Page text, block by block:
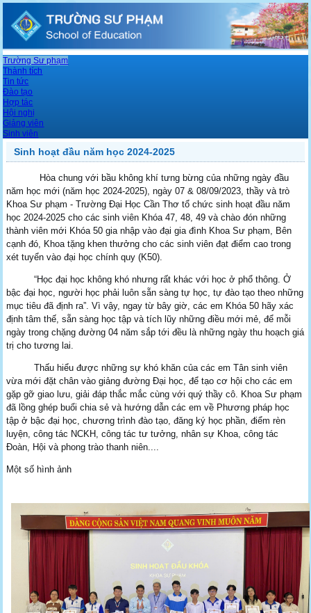
Trường Sư phạm
Thành tích
Tin tức
Đào tạo
Hợp tác
Hội nghị
Giảng viên
Sinh viên
Sinh hoạt đầu năm học 2024-2025
Hòa chung với bầu không khí tưng bừng của những ngày đầu
năm học mới (năm học 2024-2025), ngày 07 & 08/09/2023, thầy và trò
Khoa Sư phạm - Trường Đại Học Cần Thơ tổ chức sinh hoạt đầu năm
học 2024-2025 cho các sinh viên Khóa 47, 48, 49 và chào đón những
thành viên mới Khóa 50 gia nhập vào đại gia đình Khoa Sư phạm, Bên
cạnh đó, Khoa tặng khen thưởng cho các sinh viên đạt điểm cao trong
xét tuyển vào đại học chính quy (K50).
“Học đại học không khó nhưng rất khác với học ở phổ thông. Ở
bậc đại học, người học phải luôn sẵn sàng tự học, tự đào tạo theo những
mục tiêu đã định ra”. Vì vậy, ngay từ bây giờ, các em Khóa 50 hãy xác
định tâm thế, sẵn sàng học tập và tích lũy những điều mới mẻ, để mỗi
ngày trong chặng đường 04 năm sắp tới đều là những ngày thu hoạch giá
trị cho tương lai.
Thấu hiểu được những sự khó khăn của các em Tân sinh viên
vừa mới đặt chân vào giảng đường Đại học, để tạo cơ hội cho các em
gặp gỡ giao lưu, giải đáp thắc mắc cùng với quý thầy cô. Khoa Sư phạm
đã lồng ghép buổi chia sẻ và hướng dẫn các em về Phương pháp học
tập ở bậc đại học, chương trình đào tạo, đăng ký học phần, điểm rèn
luyện, công tác NCKH, công tác tư tưởng, nhân sự Khoa, công tác
Đoàn, Hội và phong trào thanh niên....
Một số hình ảnh